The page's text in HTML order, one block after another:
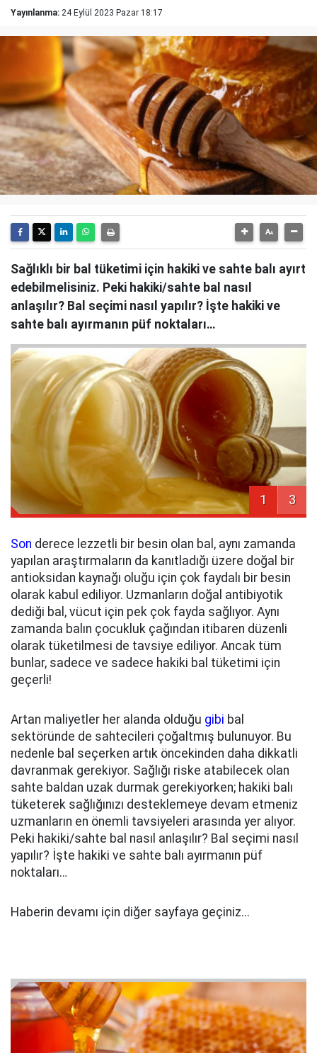
Yayınlanma: 24 Eylül 2023 Pazar 18:17
Sağlıklı bir bal tüketimi için hakiki ve sahte balı ayırt
edebilmelisiniz. Peki hakiki/sahte bal nasıl
anlaşılır? Bal seçimi nasıl yapılır? İşte hakiki ve
sahte balı ayırmanın püf noktaları…
1 3
Son derece lezzetli bir besin olan bal, aynı zamanda
yapılan araştırmaların da kanıtladığı üzere doğal bir
antioksidan kaynağı oluğu için çok faydalı bir besin
olarak kabul ediliyor. Uzmanların doğal antibiyotik
dediği bal, vücut için pek çok fayda sağlıyor. Aynı
zamanda balın çocukluk çağından itibaren düzenli
olarak tüketilmesi de tavsiye ediliyor. Ancak tüm
bunlar, sadece ve sadece hakiki bal tüketimi için
geçerli!
Artan maliyetler her alanda olduğu gibi bal
sektöründe de sahtecileri çoğaltmış bulunuyor. Bu
nedenle bal seçerken artık öncekinden daha dikkatli
davranmak gerekiyor. Sağlığı riske atabilecek olan
sahte baldan uzak durmak gerekiyorken; hakiki balı
tüketerek sağlığınızı desteklemeye devam etmeniz
uzmanların en önemli tavsiyeleri arasında yer alıyor.
Peki hakiki/sahte bal nasıl anlaşılır? Bal seçimi nasıl
yapılır? İşte hakiki ve sahte balı ayırmanın püf
noktaları…
Haberin devamı için diğer sayfaya geçiniz...